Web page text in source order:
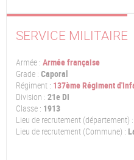
SERVICE MILITAIRE
Armée : Armée française
Grade : Caporal
Régiment : 137ème Régiment
Division : 21e DI
Classe : 1913
Lieu de recrutement (département) :
Lieu de recrutement (Commune) :